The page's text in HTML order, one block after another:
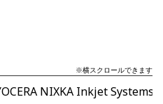
※横スクロールできます
NIXKA Inkjet Systems